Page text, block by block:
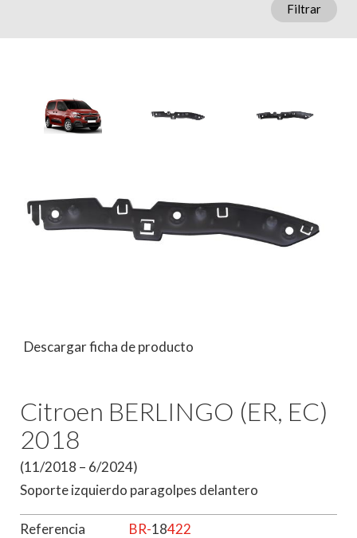
Filtrar
Descargar ficha de producto
Citroen BERLINGO (ER, EC)
2018
(11/2018 – 6/2024)
Soporte izquierdo paragolpes delantero
Referencia BR-18422